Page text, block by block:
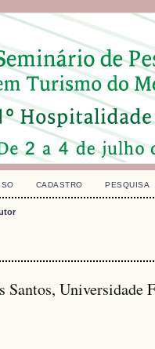
CADASTRO PESQUISA
Universidade